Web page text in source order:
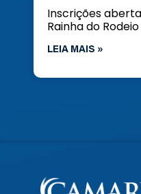
Inscrições
Rainha do
LEIA MAIS »